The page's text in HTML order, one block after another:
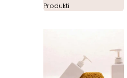
Produkti